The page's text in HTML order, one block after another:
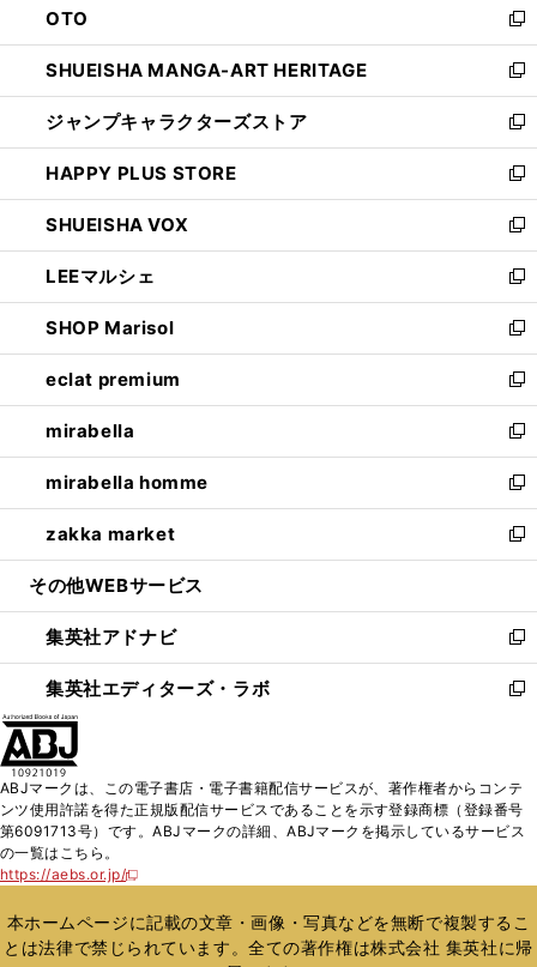
で
開
く
ド
ウ
で
開
く
OTO
新
し
い
ウ
ィ
ン
ド
ウ
で
開
く
SHUEISHA MANGA-ART HERITAGE
新
し
い
ウ
ィ
ン
ド
ウ
で
開
く
ジャンプキャラクターズストア
新
し
い
ウ
ィ
ン
ド
ウ
で
開
く
HAPPY PLUS STORE
新
し
い
ウ
ィ
ン
ド
ウ
で
開
く
SHUEISHA VOX
新
し
い
ウ
ィ
ン
ド
ウ
で
開
く
LEEマルシェ
新
し
い
ウ
ィ
ン
ド
ウ
で
開
く
SHOP Marisol
新
し
い
ウ
ィ
ン
ド
ウ
で
開
eclat premium
新
し
い
ウ
ィ
ン
ド
ウ
開
く
mirabella
新
し
い
ウ
ィ
ン
ウ
で
開
く
mirabella homme
新
し
い
ウ
ン
ド
ウ
で
zakka market
新
し
ウ
ィ
ン
ド
く
その他WEBサービス
集英社アドナビ
新
し
い
ド
ウ
で
集英社エディターズ・ラボ
新
ィ
ン
ド
開
く
ABJマークは、この電子書店・電子書籍配信サービスが、著作権者からコンテ
ンツ使用許諾を得た正規版配信サービスであることを示す登録商標（登録番号
第6091713号）です。ABJマークの詳細、ABJマークを掲示しているサービス
の一覧はこちら。
https://aebs.or.jp/
新
い
ウ
ィ
本ホームページに記載の文章・画像・写真などを無断で複製するこ
とは法律で禁じられています。全ての著作権は株式会社 集英社に帰